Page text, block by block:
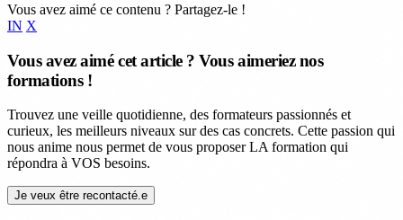
Vous avez aimé ce contenu ? Partagez-le !
IN X
Vous avez aimé cet article ? Vous aimeriez nos
formations !
Trouvez une veille quotidienne, des formateurs passionnés et
curieux, les meilleurs niveaux sur des cas concrets. Cette passion qui
nous anime nous permet de vous proposer LA formation qui
répondra à VOS besoins.
Je veux être recontacté.e